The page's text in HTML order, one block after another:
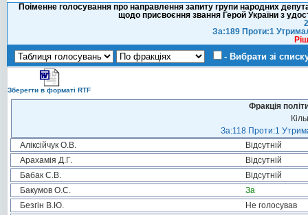
Поіменне голосування про направлення запиту групи народних
щодо присвоєння звання Герой України з
За:189 Проти:1
- Вибрати зі
Зберегти в форматі RTF
Фракція
За:118 Проти:1
Аліксійчук О.В.
Відсутній
Арахамія Д.Г.
Відсутній
Бабак С.В.
Відсутній
Бакумов О.С.
За
Безгін В.Ю.
Не голосував